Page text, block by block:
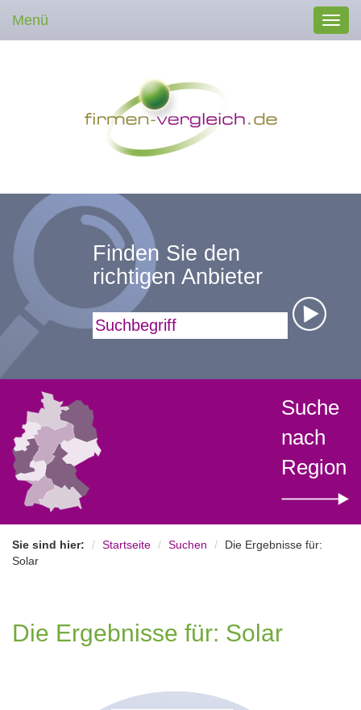
Menü
Finden Sie den
richtigen Anbieter
Suchbegriff
Suche
nach
Region
Sie sind hier: Startseite Suchen
Die Ergebnisse für:
Solar
Die Ergebnisse für: Solar